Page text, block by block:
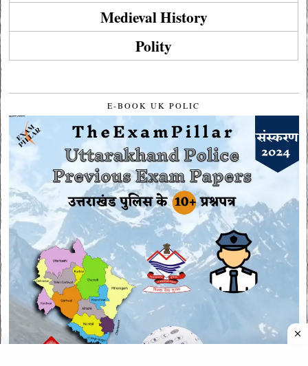
Medieval History
Polity
E-BOOK UK POLIC